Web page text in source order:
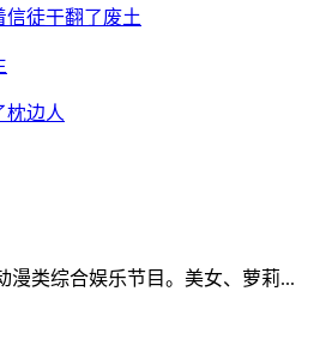
信徒干翻了废土
枕边人
漫类综合娱乐节目。美女、萝莉...